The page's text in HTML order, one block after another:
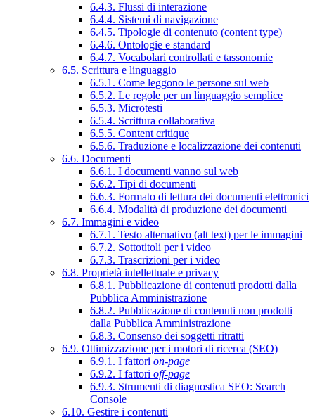
6.4.3. Flussi di interazione
6.4.4. Sistemi di navigazione
6.4.5. Tipologie di contenuto (content type)
6.4.6. Ontologie e standard
6.4.7. Vocabolari controllati e tassonomie
6.5. Scrittura e linguaggio
6.5.1. Come leggono le persone sul web
6.5.2. Le regole per un linguaggio semplice
6.5.3. Microtesti
6.5.4. Scrittura collaborativa
6.5.5. Content critique
6.5.6. Traduzione e localizzazione dei contenuti
6.6. Documenti
6.6.1. I documenti vanno sul web
6.6.2. Tipi di documenti
6.6.3. Formato di lettura dei documenti elettronici
6.6.4. Modalità di produzione dei documenti
6.7. Immagini e video
6.7.1. Testo alternativo (alt text) per le immagini
6.7.2. Sottotitoli per i video
6.7.3. Trascrizioni per i video
6.8. Proprietà intellettuale e privacy
6.8.1. Pubblicazione di contenuti prodotti dalla
Pubblica Amministrazione
6.8.2. Pubblicazione di contenuti non prodotti
dalla Pubblica Amministrazione
6.8.3. Consenso dei soggetti ritratti
6.9. Ottimizzazione per i motori di ricerca (SEO)
6.9.1. I fattori on-page
6.9.2. I fattori off-page
6.9.3. Strumenti di diagnostica SEO: Search
Console
6.10. Gestire i contenuti